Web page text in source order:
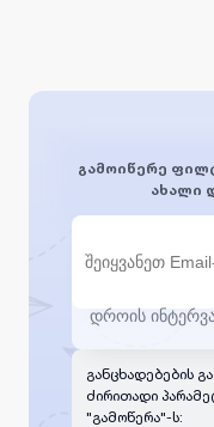
გამოიწერე
ახალი
განცხადებების
ძირითადი
"გამოწერა"-ს: